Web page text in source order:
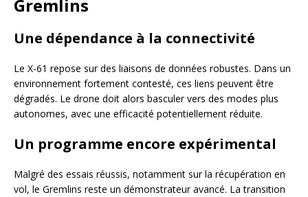
Gremlins
Une dépendance à la connectivité
Le X-61 repose sur des liaisons de données robustes. Dans un
environnement fortement contesté, ces liens peuvent être
dégradés. Le drone doit alors basculer vers des modes plus
autonomes, avec une efficacité potentiellement réduite.
Un programme encore expérimental
Malgré des essais réussis, notamment sur la récupération en
vol, le Gremlins reste un démonstrateur avancé. La transition